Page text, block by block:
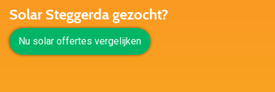
Solar Steggerda gezocht?
Nu solar offertes vergelijken